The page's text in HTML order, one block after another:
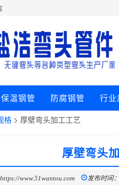
保温钢管 防腐钢管 行业
格 > 厚壁弯头加工工艺
厚壁弯头
www.51wantou.com 发布时间